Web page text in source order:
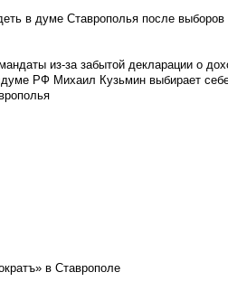
в думе Ставрополья после выборов
из-за забытой декларации о
РФ Михаил Кузьмин выбирает
в Ставрополе